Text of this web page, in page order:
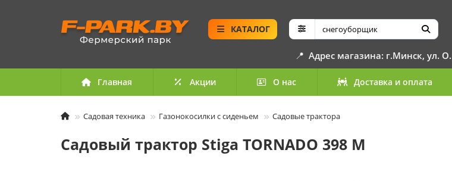
КАТАЛОГ
📍 Адрес магазина: г.Минск, ул.
Главная Акции О нас Доставка и оплата
Садовая техника Газонокосилки с сиденьем Садовые трактора
Садовый трактор Stiga TORNADO 398 M